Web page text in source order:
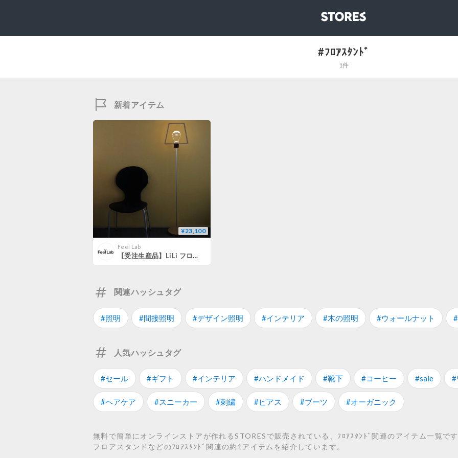
STORES
#ﾌﾛｱｽﾀﾝﾄﾞ
1件
新着アイテム
¥23,100
Feel Lab
【受注生産品】LiLi フロアスタンド
関連ハッシュタグ
#照明 #間接照明 #デザイン照明 #インテリア #木の照明 #ウォールナット
人気ハッシュタグ
#セール #ギフト #インテリア #ハンドメイド #靴下 #コーヒー #sale #
#ヘアケア #スニーカー #刺繍 #ピアス #ブーツ #オーガニック
無料で簡単にオンラインストアが作れるSTORESで販売されている、ﾌﾛｱｽﾀﾝﾄﾞ関連のアイテム一覧で
フロアスタンドなどのﾌﾛｱｽﾀﾝﾄﾞ関連の約1アイテムを紹介しています。